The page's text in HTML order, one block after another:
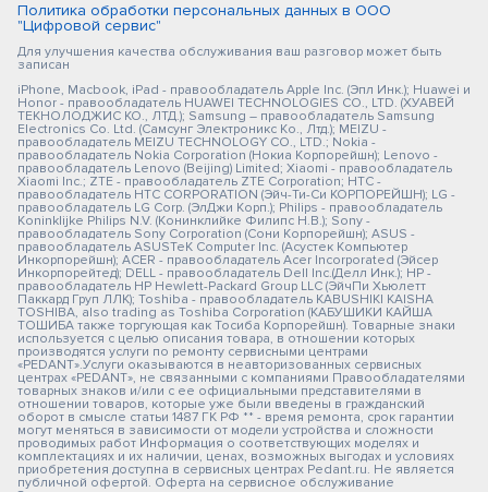
Политика обработки персональных данных в ООО
"Цифровой сервис"
Для улучшения качества обслуживания ваш разговор может быть
записан
iPhone, Macbook, iPad - правообладатель Apple Inc. (Эпл Инк.); Huawei и
Honor - правообладатель HUAWEI TECHNOLOGIES CO., LTD. (ХУАВЕЙ
ТЕКНОЛОДЖИС КО., ЛТД.); Samsung – правообладатель Samsung
Electronics Co. Ltd. (Самсунг Электроникс Ко., Лтд.); MEIZU -
правообладатель MEIZU TECHNOLOGY CO., LTD.; Nokia -
правообладатель Nokia Corporation (Нокиа Корпорейшн); Lenovo -
правообладатель Lenovo (Beijing) Limited; Xiaomi - правообладатель
Xiaomi Inc.; ZTE - правообладатель ZTE Corporation; HTC -
правообладатель HTC CORPORATION (Эйч-Ти-Си КОРПОРЕЙШН); LG -
правообладатель LG Corp. (ЭлДжи Корп.); Philips - правообладатель
Koninklijke Philips N.V. (Конинклийке Филипс Н.В.); Sony -
правообладатель Sony Corporation (Сони Корпорейшн); ASUS -
правообладатель ASUSTeK Computer Inc. (Асустек Компьютер
Инкорпорейшн); ACER - правообладатель Acer Incorporated (Эйсер
Инкорпорейтед); DELL - правообладатель Dell Inc.(Делл Инк.); HP -
правообладатель HP Hewlett-Packard Group LLC (ЭйчПи Хьюлетт
Паккард Груп ЛЛК); Toshiba - правообладатель KABUSHIKI KAISHA
TOSHIBA, also trading as Toshiba Corporation (КАБУШИКИ КАЙША
ТОШИБА также торгующая как Тосиба Корпорейшн). Товарные знаки
используется с целью описания товара, в отношении которых
производятся услуги по ремонту сервисными центрами
«PEDANT».Услуги оказываются в неавторизованных сервисных
центрах «PEDANT», не связанными с компаниями Правообладателями
товарных знаков и/или с ее официальными представителями в
отношении товаров, которые уже были введены в гражданский
оборот в смысле статьи 1487 ГК РФ ** - время ремонта, срок гарантии
могут меняться в зависимости от модели устройства и сложности
проводимых работ Информация о соответствующих моделях и
комплектациях и их наличии, ценах, возможных выгодах и условиях
приобретения доступна в сервисных центрах Pedant.ru. Не является
публичной офертой. Оферта на сервисное обслуживание